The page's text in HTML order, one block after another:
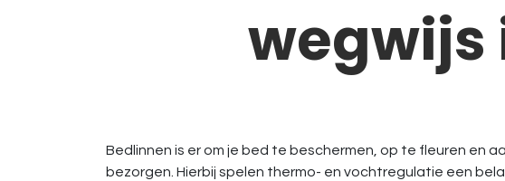
wegwijs
Bedlinnen is er om je bed te beschermen, op te fleuren en
bezorgen. Hierbij spelen thermo- en vochtregulatie een